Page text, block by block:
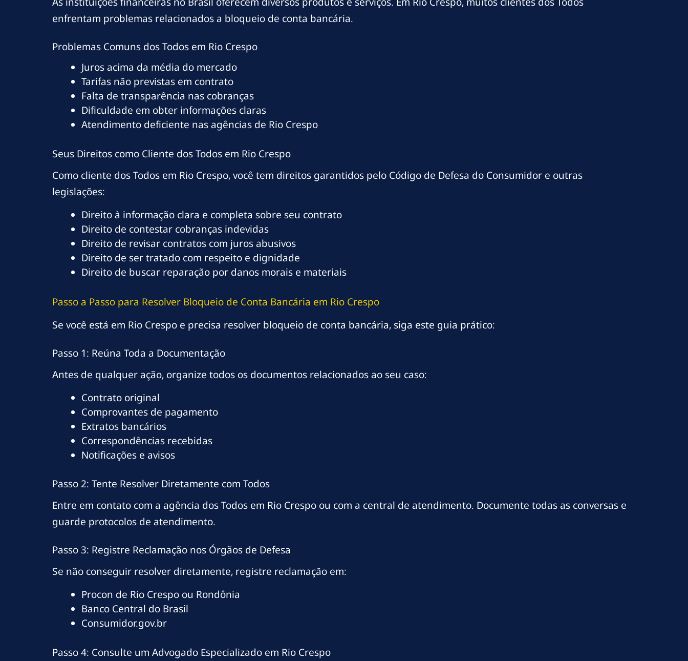
enfrentam problemas relacionados a bloqueio de conta bancária.
Problemas Comuns dos Todos em Rio Crespo
Juros acima da média do mercado
Tarifas não previstas em contrato
Falta de transparência nas cobranças
Dificuldade em obter informações claras
Atendimento deficiente nas agências de Rio Crespo
Seus Direitos como Cliente dos Todos em Rio Crespo
Como cliente dos Todos em Rio Crespo, você tem direitos garantidos pelo Código de Defesa do Consumidor e outras
legislações:
Direito à informação clara e completa sobre seu contrato
Direito de contestar cobranças indevidas
Direito de revisar contratos com juros abusivos
Direito de ser tratado com respeito e dignidade
Direito de buscar reparação por danos morais e materiais
Passo a Passo para Resolver Bloqueio de Conta Bancária em Rio Crespo
Se você está em Rio Crespo e precisa resolver bloqueio de conta bancária, siga este guia prático:
Passo 1: Reúna Toda a Documentação
Antes de qualquer ação, organize todos os documentos relacionados ao seu caso:
Contrato original
Comprovantes de pagamento
Extratos bancários
Correspondências recebidas
Notificações e avisos
Passo 2: Tente Resolver Diretamente com Todos
Entre em contato com a agência dos Todos em Rio Crespo ou com a central de atendimento. Documente todas as conversas e
guarde protocolos de atendimento.
Passo 3: Registre Reclamação nos Órgãos de Defesa
Se não conseguir resolver diretamente, registre reclamação em:
Procon de Rio Crespo ou Rondônia
Banco Central do Brasil
Consumidor.gov.br
Passo 4: Consulte um Advogado Especializado em Rio Crespo